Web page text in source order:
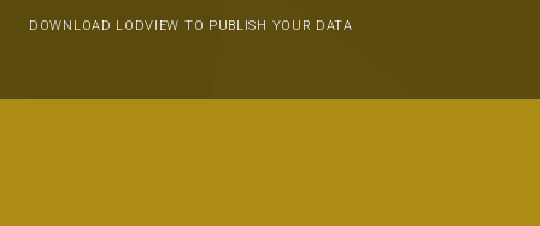
DOWNLOAD LODVIEW TO PUBLISH YOUR DATA